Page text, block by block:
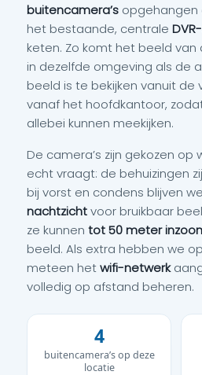
buitencamera’s opgehangen
het bestaande, centrale
keten. Zo komt het beeld
in dezelfde omgeving als de
beeld is te bekijken vanuit de
vanaf het hoofdkantoor,
allebei kunnen meekijken.
De camera’s zijn gekozen
echt vraagt: de behuizingen
bij vorst en condens blijven
nachtzichtvoor bruikbaar
ze kunnen tot 50 meter
beeld. Als extra hebben we
meteen hetwifi-netwerk
volledig op afstand beheren.
4
buitencamera’s op deze
locatie